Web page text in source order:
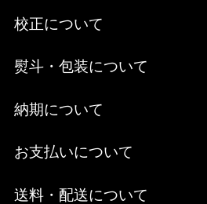
校正について
熨斗・包装について
納期について
お支払いについて
送料・配送について